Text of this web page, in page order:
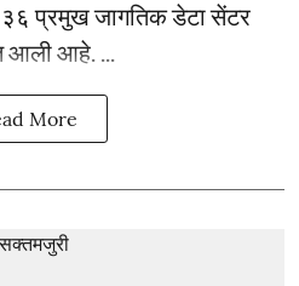
प्रमुख जागतिक डेटा सेंटर
आली आहे. ...
More